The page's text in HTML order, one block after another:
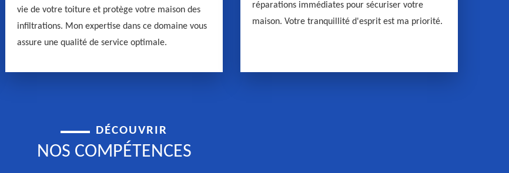
vie de votre toiture et protège votre maison des
infiltrations. Mon expertise dans ce domaine vous
assure une qualité de service optimale.
réparations immédiates pour sécuriser votre
maison. Votre tranquillité d'esprit est ma priorité.
DÉCOUVRIR
NOS COMPÉTENCES